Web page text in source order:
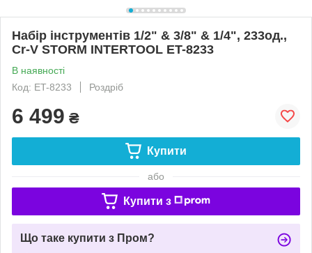
Набір інструментів 1/2" & 3/8" & 1/4", 233од.,
Cr-V STORM INTERTOOL ET-8233
В наявності
Код: ET-8233
Роздріб
6 499 ₴
Купити
або
Купити з
Що таке купити з Пром?